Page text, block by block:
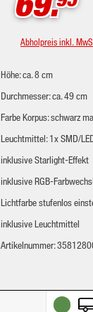
Abholpreis inkl.
Höhe: ca. 8 cm
Durchmesser: ca. 49 cm
Farbe Korpus: schwarz
Leuchtmittel: 1x SMD/
inklusive Starlight-Effekt
inklusive RGB-
Lichtfarbe stufenlos
inklusive Leuchtmittel
Artikelnummer: